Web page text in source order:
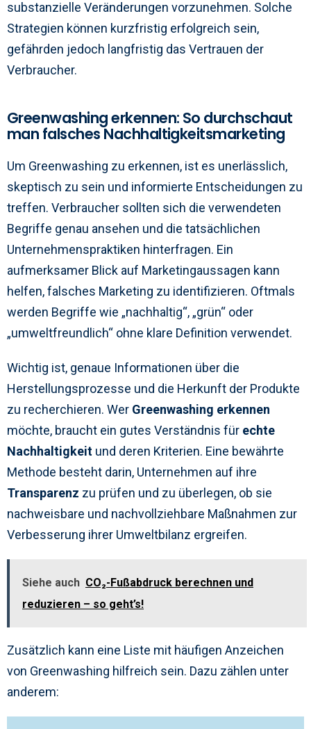
substanzielle Veränderungen vorzunehmen. Solche
Strategien können kurzfristig erfolgreich sein,
gefährden jedoch langfristig das Vertrauen der
Verbraucher.
Greenwashing erkennen: So durchschaut
man falsches Nachhaltigkeitsmarketing
Um Greenwashing zu erkennen, ist es unerlässlich,
skeptisch zu sein und informierte Entscheidungen zu
treffen. Verbraucher sollten sich die verwendeten
Begriffe genau ansehen und die tatsächlichen
Unternehmenspraktiken hinterfragen. Ein
aufmerksamer Blick auf Marketingaussagen kann
helfen, falsches Marketing zu identifizieren. Oftmals
werden Begriffe wie „nachhaltig“, „grün“ oder
„umweltfreundlich“ ohne klare Definition verwendet.
Wichtig ist, genaue Informationen über die
Herstellungsprozesse und die Herkunft der Produkte
zu recherchieren. Wer Greenwashing erkennen
möchte, braucht ein gutes Verständnis für echte
Nachhaltigkeit und deren Kriterien. Eine bewährte
Methode besteht darin, Unternehmen auf ihre
Transparenz zu prüfen und zu überlegen, ob sie
nachweisbare und nachvollziehbare Maßnahmen zur
Verbesserung ihrer Umweltbilanz ergreifen.
Siehe auch CO₂-Fußabdruck berechnen und
reduzieren – so geht’s!
Zusätzlich kann eine Liste mit häufigen Anzeichen
von Greenwashing hilfreich sein. Dazu zählen unter
anderem: